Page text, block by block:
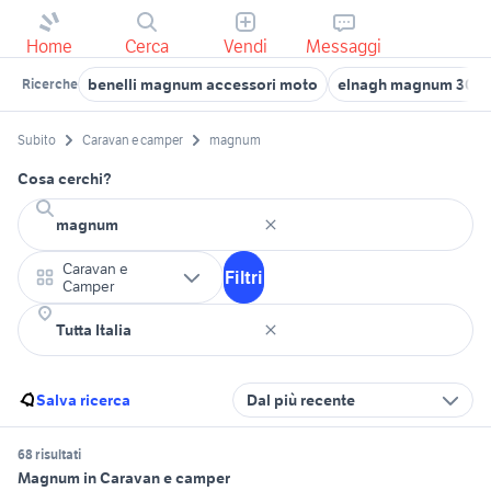
Home Cerca Vendi Messaggi
Ricerche benelli magnum accessori moto elnagh magnum 30
Subito Caravan e camper magnum
Cosa cerchi?
Caravan e
Camper
Filtri
Salva ricerca Dal più recente
68 risultati
Magnum in Caravan e camper